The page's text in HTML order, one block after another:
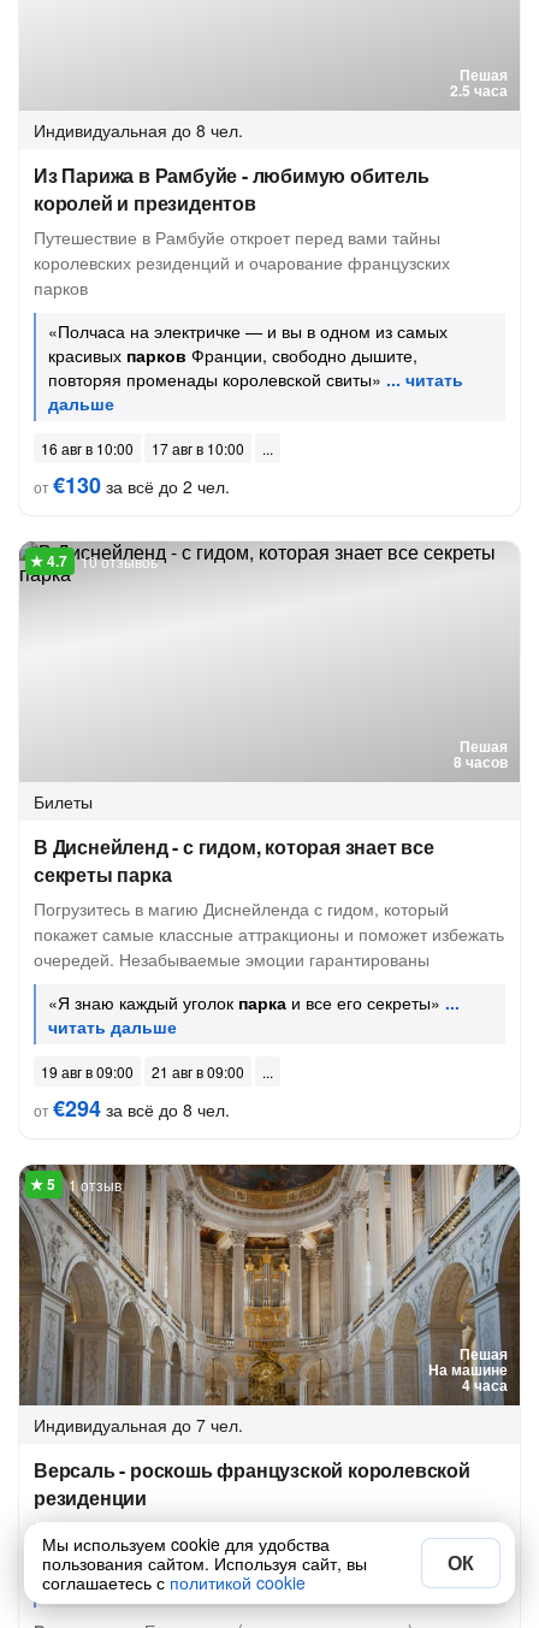
Пешая
2.5 часа
Индивидуальная до 8 чел.
Из Парижа в Рамбуйе - любимую обитель
королей и президентов
Путешествие в Рамбуйе откроет перед вами тайны
королевских резиденций и очарование французских
парков
«Полчаса на электричке — и вы в одном из самых
красивых парков Франции, свободно дышите,
повторяя променады королевской свиты»
16 авг в 10:00
17 авг в 10:00
от€130 за всё до 2 чел.
Пешая
8 часов
10 отзывов
Билеты
В Диснейленд - с гидом, которая знает все
секреты парка
Погрузитесь в магию Диснейленда с гидом, который
покажет самые классные аттракционы и поможет избежать
очередей. Незабываемые эмоции гарантированы
«Я знаю каждый уголок парка и все его секреты»
19 авг в 09:00
21 авг в 09:00
от€294 за всё до 8 чел.
Пешая
На машине
4 часа
1 отзыв
Индивидуальная до 7 чел.
Версаль - роскошь французской королевской
резиденции
«Паркии сады Версаля Прогулка по паркам Версаля
— это путешествие среди тщательно ухоженных аллей,
фонтанов, клумб и скульптур»
Мы используем cookie для удобства
пользования сайтом. Используя сайт, вы
соглашаетесь с политикой cookie
ОК